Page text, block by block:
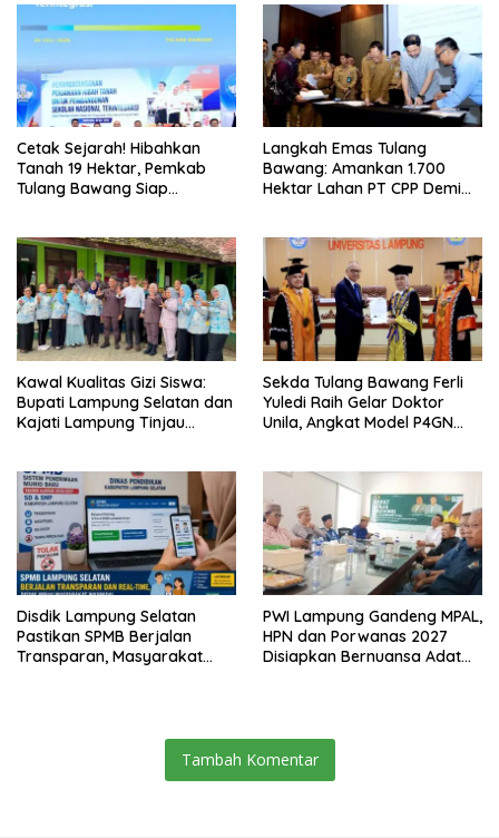
Cetak Sejarah! Hibahkan
Tanah 19 Hektar, Pemkab
Tulang Bawang Siap
Lampung
Langkah Emas Tulang
Bawang: Amankan 1.700
Hektar Lahan PT CPP Demi
Kawal Kualitas Gizi Siswa:
Bupati Lampung Selatan dan
Kajati Lampung Tinjau
Sekda Tulang Bawang Ferli
Yuledi Raih Gelar Doktor
Unila, Angkat Model P4GN
Disdik Lampung Selatan
Pastikan SPMB Berjalan
Transparan, Masyarakat
PWI Lampung Gandeng MPAL,
HPN dan Porwanas 2027
Disiapkan Bernuansa Adat
Tambah Komentar